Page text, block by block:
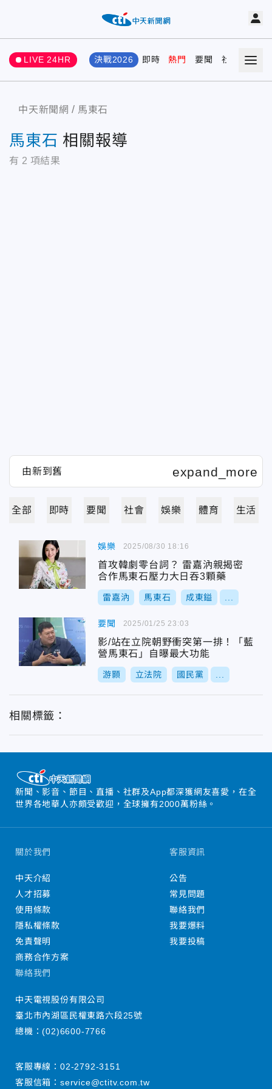
LIVE 24HR 決戰2026 即時 熱門 要聞 社會 娛樂
中天新聞網 馬東石
馬東石 相關報導
有 2 項結果
全部 即時 要聞 社會 娛樂 體育 生活
娛樂
首攻韓劇零台詞？ 雷嘉汭親揭密
合作馬東石壓力大日吞3顆藥
雷嘉汭 馬東石 成東鎰
2025/08/30 18:16
要聞
影/站在立院朝野衝突第一排！「藍
營馬東石」自曝最大功能
游顥 立法院 國民黨
2025/01/25 23:03
相關標籤：
新聞、影音、節目、直播、社群及App都深獲網友喜愛，在全
世界各地華人亦頗受歡迎，全球擁有2000萬粉絲。
關於我們
中天介紹
人才招募
使用條款
隱私權條款
免責聲明
商務合作方案
客服資訊
公告
常見問題
聯絡我們
我要爆料
我要投稿
聯絡我們
中天電視股份有限公司
臺北市內湖區民權東路六段25號
總機：(02)6600-7766
客服專線： 02-2792-3151
客服信箱： service@ctitv.com.tw